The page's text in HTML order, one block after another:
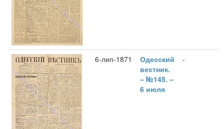
6-лип-1871
Одесский
вестник.
– №145. –
6 июля
-